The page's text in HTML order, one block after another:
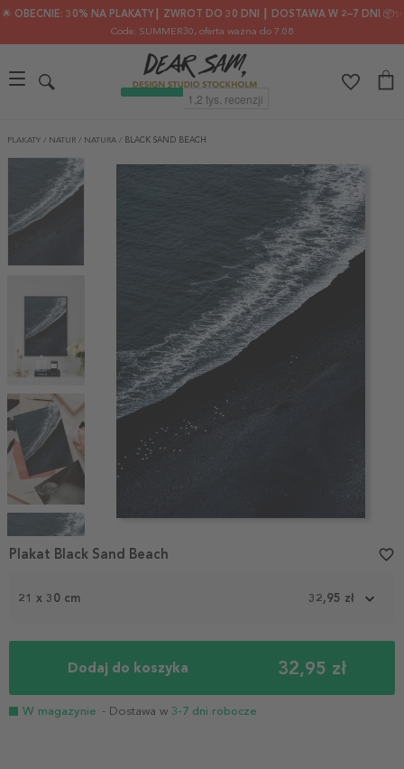
🌟 OBECNIE: 30% NA PLAKATY┃ ZWROT DO 30 DNI ┃ DOSTAWA W 2–7 DNI 📦✨
Code: SUMMER30, oferta ważna do 7.08
PLAKATY / NATUR / NATURA / BLACK SAND BEACH
Item
1
21 x 30 cm 32,95 zł
Dodaj do koszyka 32,95 zł
W magazynie - Dostawa w 3-7 dni robocze
Plakat Black Sand Beach favorite_border